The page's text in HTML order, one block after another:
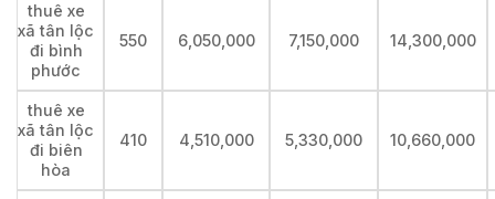
thuê xe
xã tân lộc
đi bình
phước
550 6,050,000 7,150,000 14,300,000
thuê xe
xã tân lộc
đi biên
hòa
410 4,510,000 5,330,000 10,660,000